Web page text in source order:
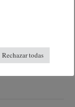
Rechazar todas